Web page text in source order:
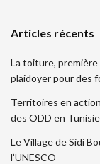
Articles récents
La toiture,
plaidoyer pour des
Territoires en
des ODD en Tunisie
Le Village de Sidi
l’UNESCO